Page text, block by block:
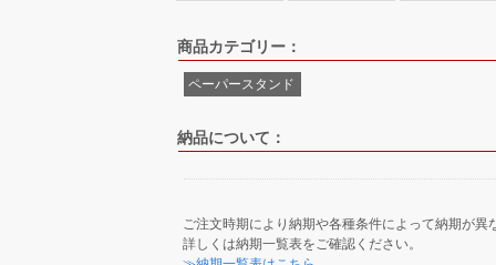
商品カテゴリー：
ペーパースタンド
納品について：
ご注文時期により納期や各種条件によって納期が異
詳しくは納期一覧表をご確認ください。